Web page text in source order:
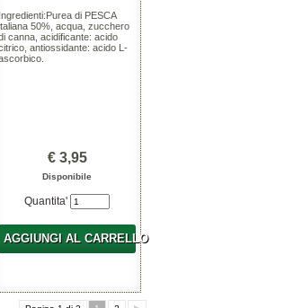
Ingredienti:Purea di PESCA
50%, acqua, zucchero
canna, acidificante: acido
antiossidante: acido L-
€ 3,95
Disponibile
Quantita'
AGGIUNGI AL CARRELLO